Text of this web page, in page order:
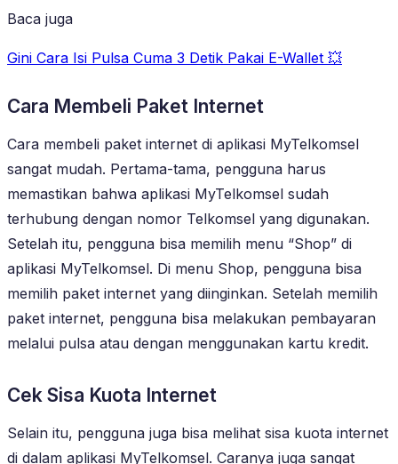
Baca juga
Gini Cara Isi Pulsa Cuma 3 Detik Pakai E-Wallet 💥
Cara Membeli Paket Internet
Cara membeli paket internet di aplikasi MyTelkomsel
sangat mudah. Pertama-tama, pengguna harus
memastikan bahwa aplikasi MyTelkomsel sudah
terhubung dengan nomor Telkomsel yang digunakan.
Setelah itu, pengguna bisa memilih menu “Shop” di
aplikasi MyTelkomsel. Di menu Shop, pengguna bisa
memilih paket internet yang diinginkan. Setelah memilih
paket internet, pengguna bisa melakukan pembayaran
melalui pulsa atau dengan menggunakan kartu kredit.
Cek Sisa Kuota Internet
Selain itu, pengguna juga bisa melihat sisa kuota internet
di dalam aplikasi MyTelkomsel. Caranya juga sangat